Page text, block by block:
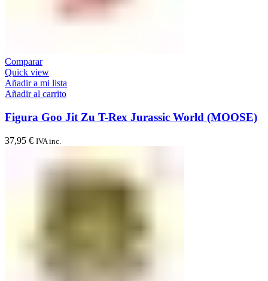
Comparar
Quick view
Añadir a mi lista
Añadir al carrito
Figura Goo Jit Zu T-Rex Jurassic World (MOOSE)
37,95 € IVA inc.